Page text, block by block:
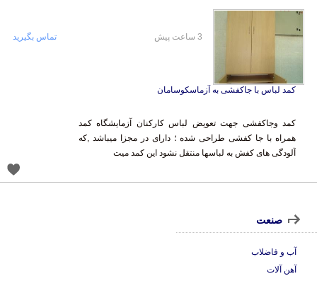
کمد لباس با جاکفشی به آزماسکوسامان
کمد وجاکفشی جهت تعویض لباس کارکنان آزمایشگاه کمد
همراه با جا کفشی طراحی شده ؛ دارای در مجزا میباشد ,که
آلودگی های کفش به لباسها منتقل نشود این کمد میت
3 ساعت پیش تماس بگیرید
صنعت
آب و فاضلاب
آهن آلات